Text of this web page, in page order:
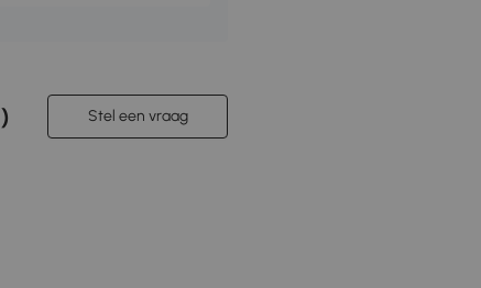
) Stel een vraag